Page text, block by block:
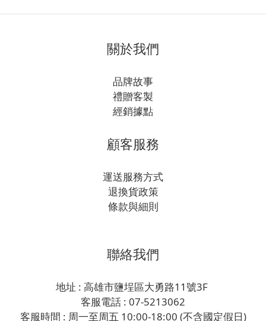
關於我們
品牌故事
禮贈客製
經銷據點
顧客服務
運送服務方式
退換貨政策
條款與細則
聯絡我們
地址 : 高雄市鹽埕區大勇路11號3F
客服電話 : 07-5213062
客服時間 : 周一至周五 10:00-18:00 (不含國定假日)